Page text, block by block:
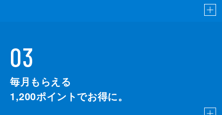
03
毎月もらえる
1,200ポイントでお得に。